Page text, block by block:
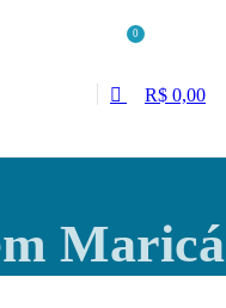
0
R$ 0,00
Maricá